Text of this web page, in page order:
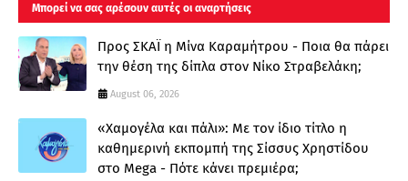
Μπορεί να σας αρέσουν αυτές οι αναρτήσεις
Προς ΣΚΑΪ η Μίνα Καραμήτρου - Ποια θα πάρει
την θέση της δίπλα στον Νίκο Στραβελάκη;
August 06, 2026
«Χαμογέλα και πάλι»: Με τον ίδιο τίτλο η
καθημερινή εκπομπή της Σίσσυς Χρηστίδου
στο Mega - Πότε κάνει πρεμιέρα;